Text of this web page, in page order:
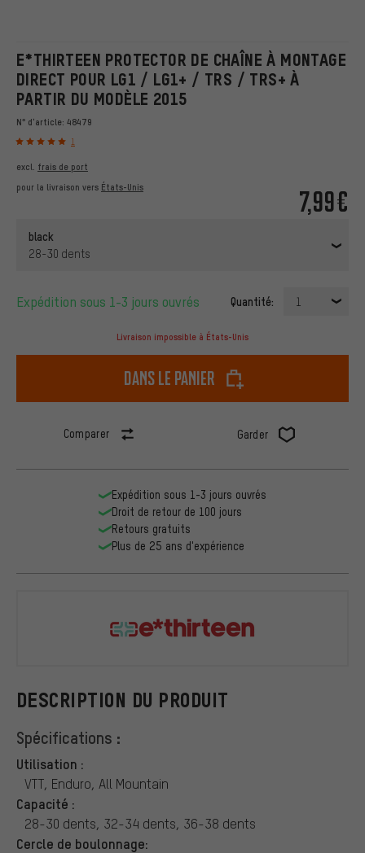
E*THIRTEEN PROTECTOR DE CHAÎNE À MONTAGE
DIRECT POUR LG1 / LG1+ / TRS / TRS+ À
PARTIR DU MODÈLE 2015
N° d'article: 48479
1
7,99€
excl. frais de port
pour la livraison vers États-Unis
black
28-30 dents
Expédition sous 1-3 jours ouvrés Quantité: 1
Livraison impossible à États-Unis
dans le panier
Comparer Garder
DESCRIPTION DU PRODUIT
Spécifications :
Utilisation :
VTT, Enduro, All Mountain
Capacité :
28-30 dents, 32-34 dents, 36-38 dents
Cercle de boulonnage:
Expédition sous 1-3 jours ouvrés
Droit de retour de 100 jours
Retours gratuits
Plus de 25 ans d'expérience